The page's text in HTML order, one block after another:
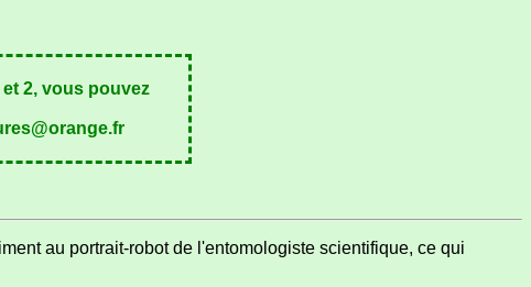
2, vous pouvez
au portrait-robot de l'entomologiste scientifique, ce qui